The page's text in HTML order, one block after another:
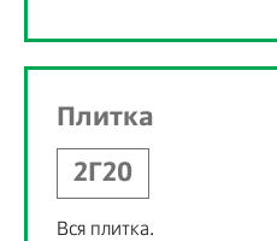
Плитка
2Г20
Вся плитка.